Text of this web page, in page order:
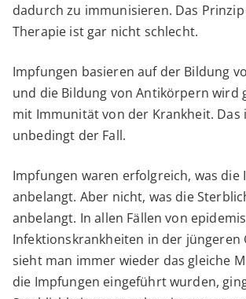
dadurch zu immunisieren. Das
Therapie ist gar nicht schlecht.
Impfungen basieren auf der Bildung
und die Bildung von Antikörpern wird
mit Immunität von der Krankheit. Das
unbedingt der Fall.
Impfungen waren erfolgreich, was die
anbelangt. Aber nicht, was die
anbelangt. In allen Fällen von
Infektionskrankheiten in der jüngeren
sieht man immer wieder das gleiche
die Impfungen eingeführt wurden,